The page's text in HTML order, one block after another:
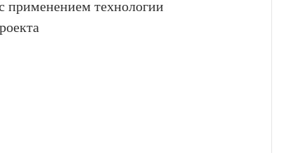
применением технологии